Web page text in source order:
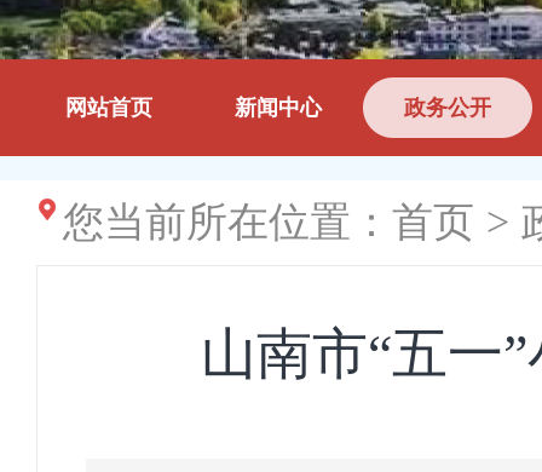
网站首页 新闻中心 政务公开
您当前所在位置： 首页 >
山南市“五一